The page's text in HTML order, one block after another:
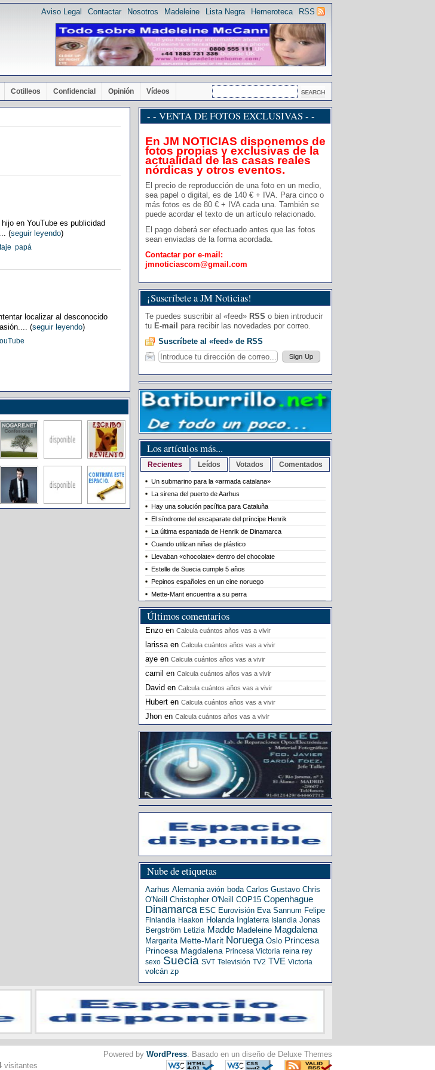
RSS
Hemeroteca
Lista Negra
Madeleine
Nosotros
Contactar
Aviso Legal
Cotilleos Confidencial Opinión Vídeos
en YouTube es publicidad
(seguir leyendo)
papá
localizar al desconocido
(seguir leyendo)
- - VENTA DE FOTOS EXCLUSIVAS - -
En JM NOTICIAS disponemos de
fotos propias y exclusivas de la
actualidad de las casas reales
nórdicas y otros eventos.
El precio de reproducción de una foto en un medio,
sea papel o digital, es de 140 € + IVA. Para cinco o
más fotos es de 80 € + IVA cada una. También se
puede acordar el texto de un artículo relacionado.
El pago deberá ser efectuado antes que las fotos
sean enviadas de la forma acordada.
Contactar por e-mail:
jmnoticiascom@gmail.com
¡Suscríbete a JM Noticias!
Te puedes suscribir al «feed» RSS o bien introducir
tu E-mail para recibir las novedades por correo.
Suscríbete al «feed» de RSS
Los artículos más...
Recientes Leídos Votados Comentados
Un submarino para la «armada catalana»
La sirena del puerto de Aarhus
Hay una solución pacífica para Cataluña
El síndrome del escaparate del príncipe Henrik
La última espantada de Henrik de Dinamarca
Cuando utilizan niñas de plástico
Llevaban «chocolate» dentro del chocolate
Estelle de Suecia cumple 5 años
Pepinos españoles en un cine noruego
Mette-Marit encuentra a su perra
Últimos comentarios
Enzo en Calcula cuántos años vas a vivir
larissaen Calcula cuántos años vas a vivir
aye en Calcula cuántos años vas a vivir
camil en Calcula cuántos años vas a vivir
David en Calcula cuántos años vas a vivir
Hubert en Calcula cuántos años vas a vivir
Jhon en Calcula cuántos años vas a vivir
Nube de etiquetas
Aarhus Alemania avión boda Carlos Gustavo Chris
O'Neill
Christopher O'Neill COP15 Copenhague
Dinamarca ESC Eurovisión Eva Sannum Felipe
Finlandia Haakon Holanda Inglaterra Islandia Jonas
Bergström Letizia Madde Madeleine Magdalena
Margarita Mette-Marit Noruega Oslo Princesa
Princesa Magdalena Princesa Victoria reina rey
sexo Suecia SVT Televisión TV2 TVE Victoria
volcán zp
visitantes
Powered by WordPress. Basado en un diseño de Deluxe Themes